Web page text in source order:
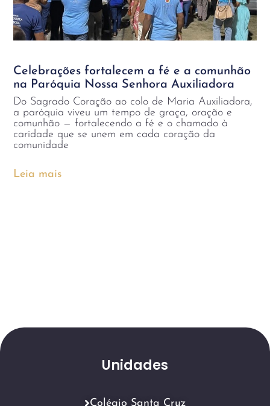
Celebrações fortalecem a fé e a comunhão
na Paróquia Nossa Senhora Auxiliadora
Do Sagrado Coração ao colo de Maria Auxiliadora,
a paróquia viveu um tempo de graça, oração e
comunhão — fortalecendo a fé e o chamado à
caridade que se unem em cada coração da
comunidade
Leia mais
Unidades
Colégio Santa Cruz